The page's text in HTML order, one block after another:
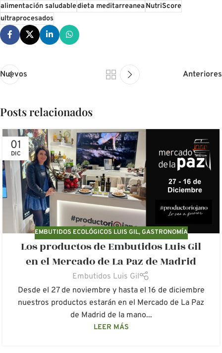
alimentación saludabledieta meditarreaneaNutriScore
ultraprocesados
Nuevos Anteriores
Posts relacionados
01
DIC
EMBUTIDOS ECOLÓGICOS LUIS GIL,GASTRONOMÍA
Los productos de Embutidos Luis Gil
en el Mercado de La Paz de Madrid
Embutidos Luis Gil
Desde el 27 de noviembre y hasta el 16 de diciembre
nuestros productos estarán en el Mercado de La Paz
de Madrid de la mano...
LEER MÁS